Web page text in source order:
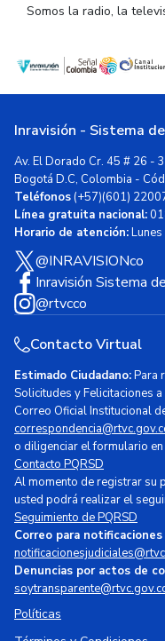
Somos la radio, la
Inravisión - Sistema
Av. El Dorado Cr. 45 # 26 -
Bogotá D.C, Colombia -
Teléfonos(+57)(601)
Línea gratuita nacional:
Horario de atención:
@INRAVISIONco
Inravisión Sistema
@rtvcco
Contacto Virtual
Estimado Ciudadano:Para
Solicitudes y Felicitaciones
Correo Oficial Institucional
o diligenciar el formulario en
Contacto PQRSD
Al momento de registrar su
usted podrá realizar el
Seguimiento de PQRSD
Correo para
Denuncias por actos de
Políticas